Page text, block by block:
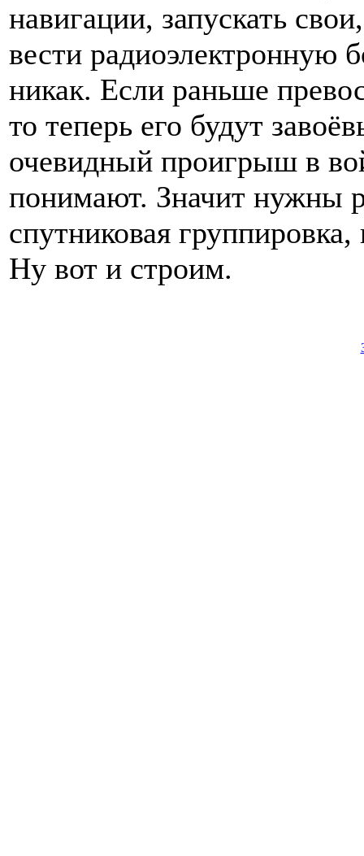
навигации, запускать
вести радиоэлектронную
никак. Если раньше
то теперь его будут
очевидный проигрыш в
понимают. Значит нужны
спутниковая
Ну вот и строим.